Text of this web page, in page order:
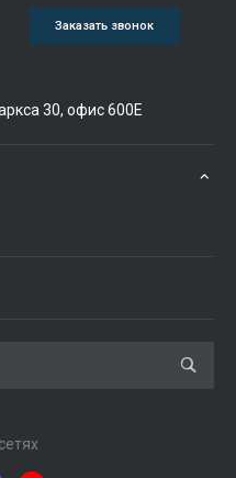
Заказать звонок
30, офис 600Е